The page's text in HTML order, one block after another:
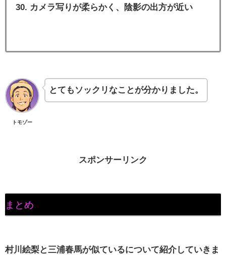
カメラ写りが柔らかく、陰影の出方が近い
トモゾー
とてもソックリなことが分かりました。
スポンサーリンク
まとめ
村川絵梨と三浦春馬が似ているについて紹介していきま